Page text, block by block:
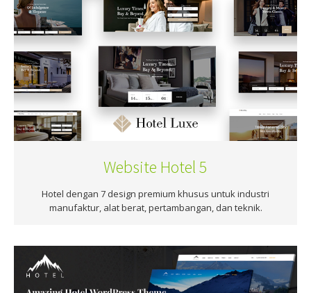
Website Hotel 5
Hotel dengan 7 design premium khusus untuk industri
manufaktur, alat berat, pertambangan, dan teknik.